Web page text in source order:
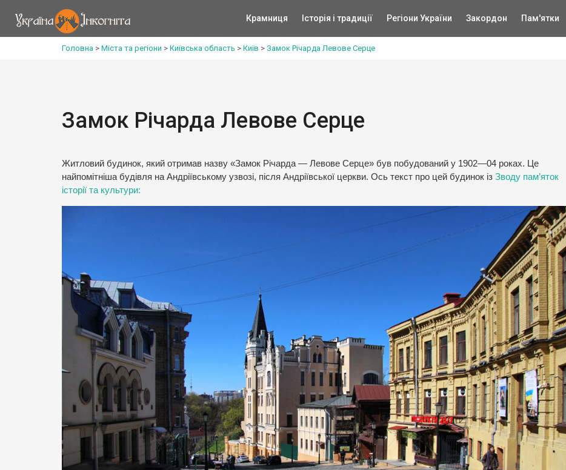
Крамниця Історія і традиції Регіони України Закордон Пам'ятки
Головна > Міста та регіони > Київська область > Київ > Замок Річарда Левове Серце
Замок Річарда Левове Серце
Житловий будинок, який отримав назву «Замок Річарда — Левове Серце» був побудований у 1902—04 роках. Це
найпомітніша будівля на Андріївському узвозі, після Андріївської церкви. Ось текст про цей будинок із Зводу пам’яток
історії та культури: